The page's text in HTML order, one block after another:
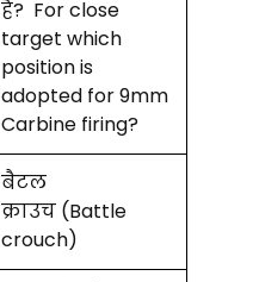
है? For close
target which
position is
adopted for 9mm
Carbine firing?
बैटल
क्राउच (Battle
crouch)